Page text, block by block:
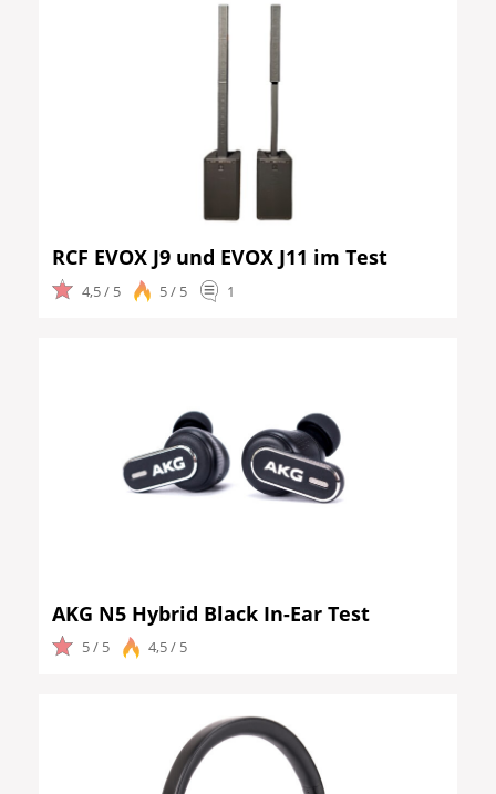
RCF EVOX J9 und EVOX J11 im Test
4,5 / 5 5 / 5 1
AKG N5 Hybrid Black In-Ear Test
5 / 5 4,5 / 5